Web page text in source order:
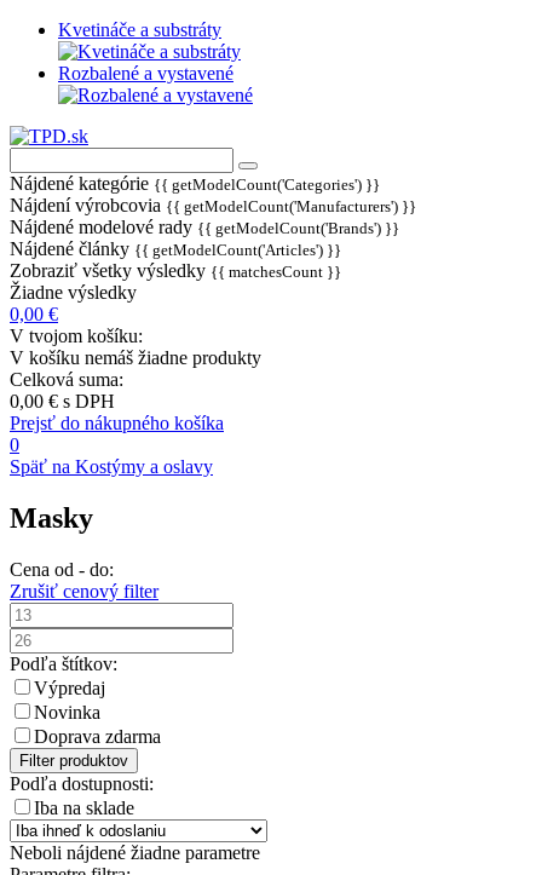
Kvetináče a substráty
Rozbalené a vystavené
Nájdené kategórie {{ getModelCount('Categories') }}
Nájdení výrobcovia {{ getModelCount('Manufacturers') }}
Nájdené modelové rady {{ getModelCount('Brands') }}
Nájdené články {{ getModelCount('Articles') }}
Zobraziť všetky výsledky {{ matchesCount }}
Žiadne výsledky
0,00 €
V tvojom košíku:
V košíku nemáš žiadne produkty
Celková suma:
0,00 € s DPH
Prejsť do nákupného košíka
0
Späť na Kostýmy a oslavy
Masky
Cena od - do:
Zrušiť cenový filter
Podľa štítkov:
Výpredaj
Novinka
Doprava zdarma
Filter produktov
Podľa dostupnosti:
Iba na sklade
Neboli nájdené žiadne parametre